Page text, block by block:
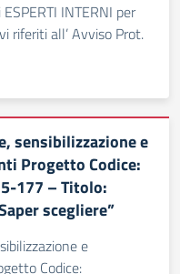
INTERNI per
riferiti all’ Avviso Prot.
sensibilizzazione e
Progetto Codice:
177 – Titolo:
scegliere”
e
Codice: